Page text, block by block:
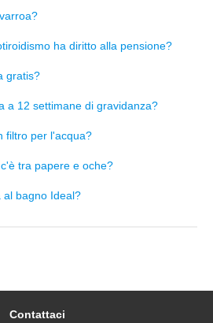
ha diritto alla pensione?
gratis?
a 12 settimane di gravidanza?
filtro per l'acqua?
tra papere e oche?
al bagno Ideal?
Contattaci